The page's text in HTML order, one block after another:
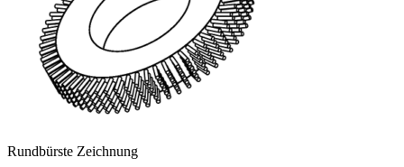
Rundbürste Zeichnung